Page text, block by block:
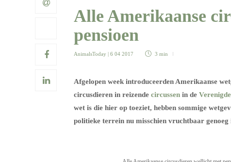
Alle Amerikaanse
pensioen
AnimalsToday | 6 04 2017 3 min
Afgelopen week introduceerden Amerikaanse
circusdieren in reizende circussen in de
wet is die hier op toeziet, hebben sommige
politieke terrein nu misschien vruchtbaar